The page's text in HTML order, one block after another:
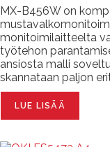
MX-B456W on
monitoimilaitteelta
työtehon
ansiosta malli
skannataan paljon
LUE LISÄÄ